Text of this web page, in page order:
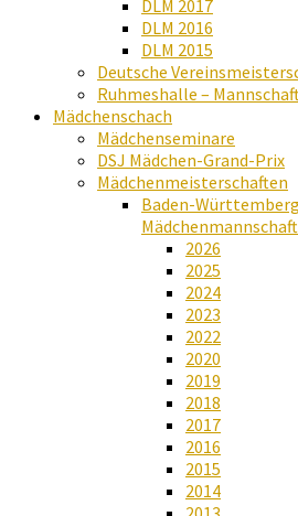
DLM 2017
DLM 2016
DLM 2015
Deutsche
Ruhmeshalle –
Mädchenschach
Mädchenseminare
DSJ Mädchen-Grand-Prix
Mädchenmeisterschaften
Baden-
2026
2025
2024
2023
2022
2020
2019
2018
2017
2016
2015
2014